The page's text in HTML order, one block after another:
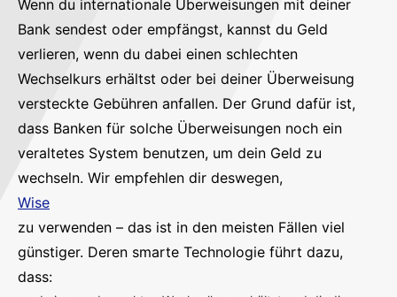
Wenn du internationale Überweisungen mit deiner
Bank sendest oder empfängst, kannst du Geld
verlieren, wenn du dabei einen schlechten
Wechselkurs erhältst oder bei deiner Überweisung
versteckte Gebühren anfallen. Der Grund dafür ist,
dass Banken für solche Überweisungen noch ein
veraltetes System benutzen, um dein Geld zu
wechseln. Wir empfehlen dir deswegen,
Wise
zu verwenden – das ist in den meisten Fällen viel
günstiger. Deren smarte Technologie führt dazu,
dass: